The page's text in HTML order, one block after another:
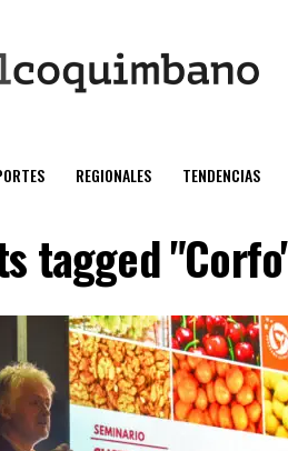
REGIONALES TENDENCIAS
tagged